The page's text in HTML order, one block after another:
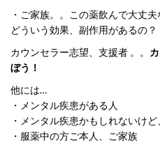
・ご家族。。この薬飲んで大丈夫
どういう効果、副作用があるの
カウンセラー志望、支援者 。。
ぼう！
他には…
・メンタル疾患がある人
・メンタル疾患かもしれないけ
・服薬中の方ご本人、ご家族